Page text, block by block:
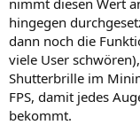
nimmt diesen Wert
hingegen
dann noch die
viele User
Shutterbrille im
FPS, damit jedes
bekommt.